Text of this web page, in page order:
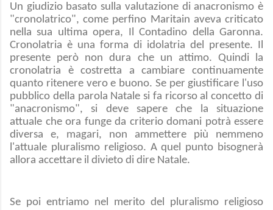
Un giudizio basato sulla valutazione di anacronismo è
"cronolatrico", come perfino Maritain aveva criticato
nella sua ultima opera, Il Contadino della Garonna.
Cronolatria è una forma di idolatria del presente. Il
presente però non dura che un attimo. Quindi la
cronolatria è costretta a cambiare continuamente
quanto ritenere vero e buono. Se per giustificare l'uso
pubblico della parola Natale si fa ricorso al concetto di
"anacronismo", si deve sapere che la situazione
attuale che ora funge da criterio domani potrà essere
diversa e, magari, non ammettere più nemmeno
l'attuale pluralismo religioso. A quel punto bisognerà
allora accettare il divieto di dire Natale.
Se poi entriamo nel merito del pluralismo religioso